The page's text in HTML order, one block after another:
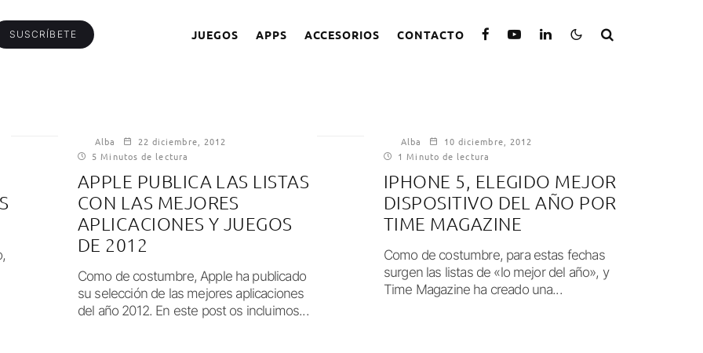
SUSCRÍBETE JUEGOS APPS ACCESORIOS CONTACTO
Alba
22 diciembre, 2012
5 Minutos de lectura
APPLE PUBLICA LAS LISTAS
CON LAS MEJORES
APLICACIONES Y JUEGOS
DE 2012
Como de costumbre, Apple ha publicado
su selección de las mejores aplicaciones
del año 2012. En este post os incluimos...
Alba
10 diciembre, 2012
1 Minuto de lectura
IPHONE 5, ELEGIDO MEJOR
DISPOSITIVO DEL AÑO POR
TIME MAGAZINE
Como de costumbre, para estas fechas
surgen las listas de «lo mejor del año», y
Time Magazine ha creado una...